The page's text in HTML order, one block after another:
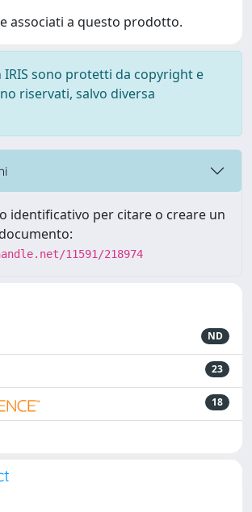
associati a questo prodotto.
sono protetti da copyright e
riservati, salvo diversa
identificativo per citare o creare un
11591/218974
ND
23
18